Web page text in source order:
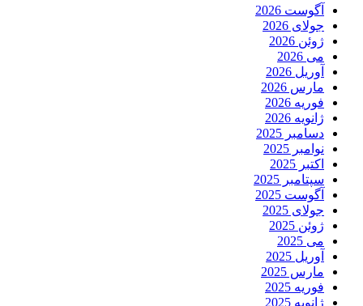
آگوست 2026
جولای 2026
ژوئن 2026
می 2026
آوریل 2026
مارس 2026
فوریه 2026
ژانویه 2026
دسامبر 2025
نوامبر 2025
اکتبر 2025
سپتامبر 2025
آگوست 2025
جولای 2025
ژوئن 2025
می 2025
آوریل 2025
مارس 2025
فوریه 2025
ژانویه 2025